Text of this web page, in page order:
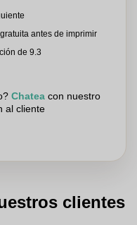
antes de imprimir
de 9.3
Chateacon nuestro
al cliente
clientes